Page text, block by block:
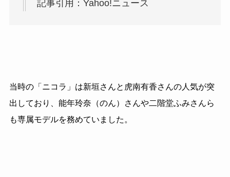
記事引用：Yahoo!ニュース
当時の「ニコラ」は新垣さんと虎南有香さんの人気が突
出しており、能年玲奈（のん）さんや二階堂ふみさんら
も専属モデルを務めていました。